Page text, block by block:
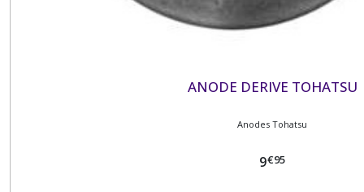
ANODE DERIVE TOHATSU
Anodes Tohatsu
9€95